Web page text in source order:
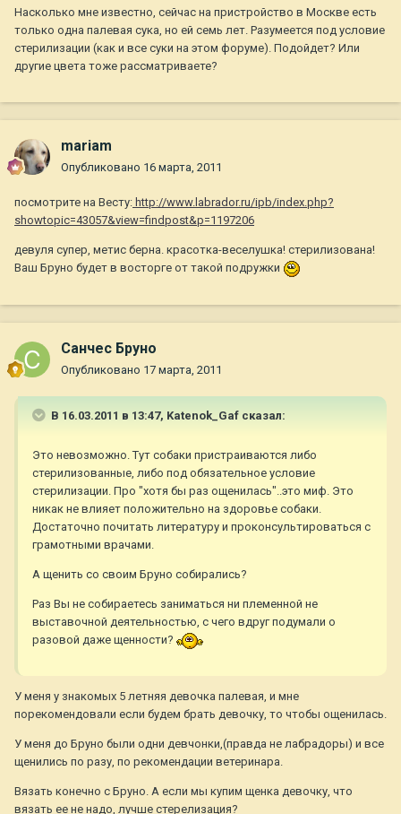
Насколько мне известно, сейчас на пристройство в Москве есть
только одна палевая сука, но ей семь лет. Разумеется под условие
стерилизации (как и все суки на этом форуме). Подойдет? Или
другие цвета тоже рассматриваете?
mariam
Опубликовано 16 марта, 2011
посмотрите на Весту: http://www.labrador.ru/ipb/index.php?
showtopic=43057&view=findpost&p=1197206
девуля супер, метис берна. красотка-веселушка! стерилизована!
Ваш Бруно будет в восторге от такой подружки
Санчес Бруно
Опубликовано 17 марта, 2011
В 16.03.2011 в 13:47, Katenok_Gaf сказал:
Это невозможно. Тут собаки пристраиваются либо
стерилизованные, либо под обязательное условие
стерилизации. Про "хотя бы раз ощенилась"..это миф. Это
никак не влияет положительно на здоровье собаки.
Достаточно почитать литературу и проконсультироваться с
грамотными врачами.
А щенить со своим Бруно собирались?
Раз Вы не собираетесь заниматься ни племенной не
выставочной деятельностью, с чего вдруг подумали о
разовой даже щенности?
У меня у знакомых 5 летняя девочка палевая, и мне
порекомендовали если будем брать девочку, то чтобы ощенилась.
У меня до Бруно были одни девчонки,(правда не лабрадоры) и все
щенились по разу, по рекомендации ветеринара.
Вязать конечно с Бруно. А если мы купим щенка девочку, что
вязать ее не надо, лучше стерелизация?